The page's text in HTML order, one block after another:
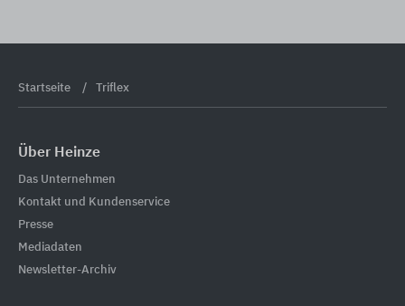
Startseite Triflex
Über Heinze
Das Unternehmen
Kontakt und Kundenservice
Presse
Mediadaten
Newsletter-Archiv